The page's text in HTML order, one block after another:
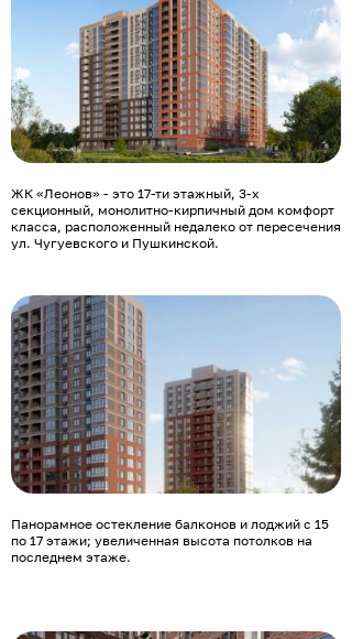
ЖК «Леонов» - это 17-ти этажный, 3-х
секционный, монолитно-кирпичный дом комфорт
класса, расположенный недалеко от пересечения
ул. Чугуевского и Пушкинской.
Панорамное остекление балконов и лоджий с 15
по 17 этажи; увеличенная высота потолков на
последнем этаже.